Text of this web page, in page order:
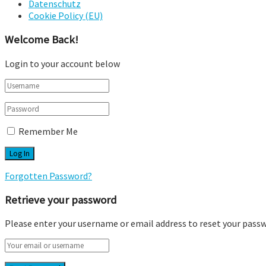
Datenschutz
Cookie Policy (EU)
Welcome Back!
Login to your account below
Remember Me
Forgotten Password?
Retrieve your password
Please enter your username or email address to reset your